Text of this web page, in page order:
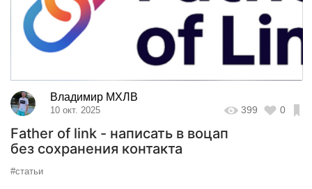
Владимир МХЛВ
10 окт. 2025 399 0
Father of link - написать в воцап
без сохранения контакта
#статьи